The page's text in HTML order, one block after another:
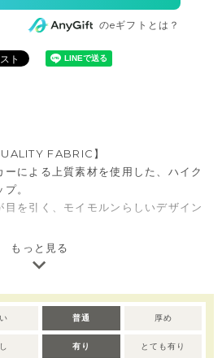
のeギフトとは？
FABRIC】
による上質素材を使用した、ハイク
。
を引く、モイモルンらしいデザイン
材に、表面にさりげない凹凸を出した
節もさらっと快適。
素材「ソロテックス」を使用。やわら
、動きやすく快適なはき心地です。
プレートなど、細部まで高級感のある
もっと見る
普通 厚め
有り とても有り